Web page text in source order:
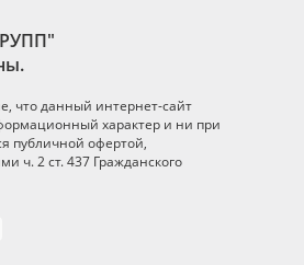
что данный интернет-сайт
характер и ни при
публичной офертой,
ч. 2 ст. 437 Гражданского